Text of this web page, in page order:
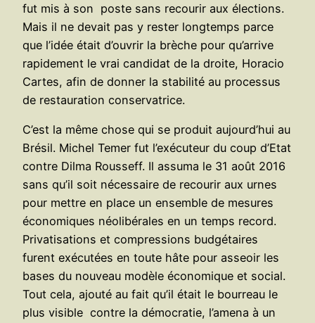
fut mis à son poste sans recourir aux élections.
Mais il ne devait pas y rester longtemps parce
que l’idée était d’ouvrir la brèche pour qu’arrive
rapidement le vrai candidat de la droite, Horacio
Cartes, afin de donner la stabilité au processus
de restauration conservatrice.
C’est la même chose qui se produit aujourd’hui au
Brésil. Michel Temer fut l’exécuteur du coup d’Etat
contre Dilma Rousseff. Il assuma le 31 août 2016
sans qu’il soit nécessaire de recourir aux urnes
pour mettre en place un ensemble de mesures
économiques néolibérales en un temps record.
Privatisations et compressions budgétaires
furent exécutées en toute hâte pour asseoir les
bases du nouveau modèle économique et social.
Tout cela, ajouté au fait qu’il était le bourreau le
plus visible contre la démocratie, l’amena à un